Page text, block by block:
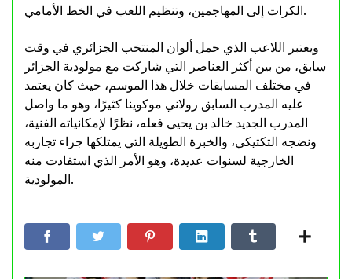
الكرات إلى المهاجمين، وتنظيم اللعب في الخط الأمامي.
ويعتبر اللاعب الذي حمل ألوان المنتخب الجزائري في وقت
سابق، من بين أكثر العناصر التي شاركت مع مولودية الجزائر
في مختلف المسابقات خلال هذا الموسم، حيث كان يعتمد
عليه المدرب السابق رولاني موكوينا كثيرًا، وهو ما واصل
المدرب الجديد خالد بن يحيى فعله، نظرًا لإمكانياته الفنية،
ونضجه التكتيكي، والخبرة الطويلة التي يمتلكها جراء تجاربه
الخارجية لسنوات عديدة، وهو الأمر الذي استفادت منه
المولودية.